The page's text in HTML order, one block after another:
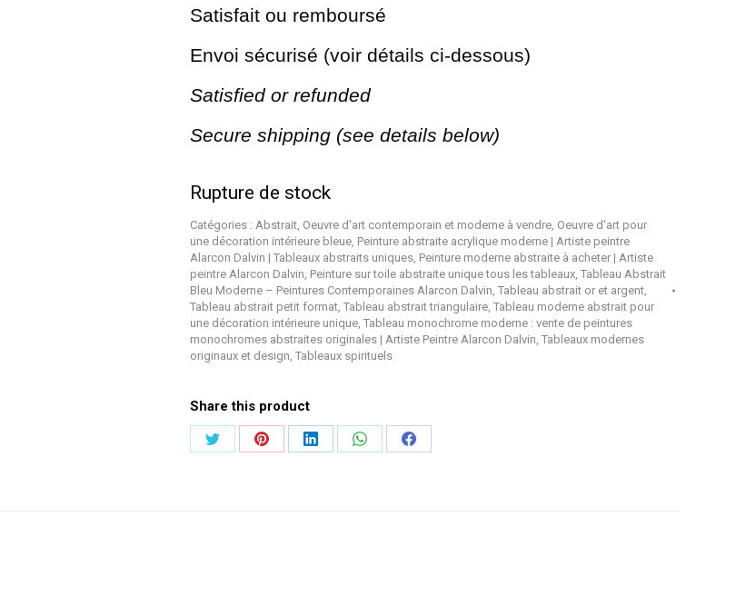
Satisfait ou remboursé
Envoi sécurisé (voir détails ci-dessous)
Satisfied or refunded
Secure shipping (see details below)
Rupture de stock
Catégories : Abstrait Oeuvre d'art contemporain et moderne à vendre Oeuvre d'art pour
une décoration intérieure bleue Peinture abstraite acrylique moderne | Artiste peintre
Alarcon Dalvin | Tableaux abstraits uniques Peinture moderne abstraite à acheter | Artiste
peintre Alarcon Dalvin Peinture sur toile abstraite unique tous les tableaux Tableau Abstrait
Bleu Moderne – Peintures Contemporaines Alarcon Dalvin Tableau abstrait or et argent
Tableau abstrait petit format Tableau abstrait triangulaire Tableau moderne abstrait pour
une décoration intérieure unique Tableau monochrome moderne : vente de peintures
monochromes abstraites originales | Artiste Peintre Alarcon Dalvin Tableaux modernes
originaux et design Tableaux spirituels
Share this product
PartagerPartagerPartagerPartagerPartager